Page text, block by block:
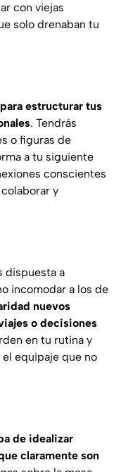
con viejas
solo drenaban tu
estructurar tus
. Tendrás
o figuras de
a tu siguiente
conscientes
y
dispuesta a
incomodar a los de
nuevos
o decisiones
en tu rutina y
equipaje que no
de idealizar
claramente son